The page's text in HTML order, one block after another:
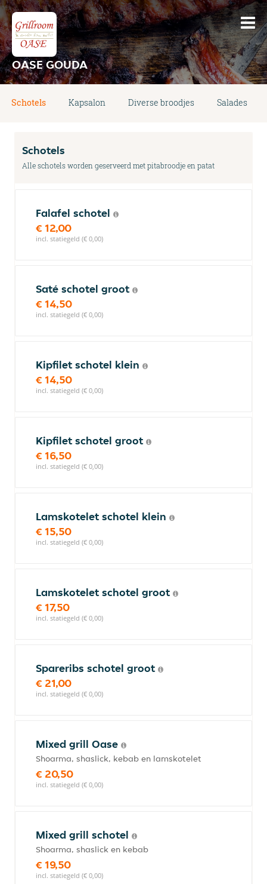
OASE GOUDA
Schotels Kapsalon Diverse broodjes Salades
Schotels
Alle schotels worden geserveerd met pitabroodje en patat
Falafel schotel
€ 12,00
incl. statiegeld (€ 0,00)
Saté schotel groot
€ 14,50
incl. statiegeld (€ 0,00)
Kipfilet schotel klein
€ 14,50
incl. statiegeld (€ 0,00)
Kipfilet schotel groot
€ 16,50
incl. statiegeld (€ 0,00)
Lamskotelet schotel klein
€ 15,50
incl. statiegeld (€ 0,00)
Lamskotelet schotel groot
€ 17,50
incl. statiegeld (€ 0,00)
Spareribs schotel groot
€ 21,00
incl. statiegeld (€ 0,00)
Mixed grill Oase
Shoarma, shaslick, kebab en lamskotelet
€ 20,50
incl. statiegeld (€ 0,00)
Mixed grill schotel
Shoarma, shaslick en kebab
€ 19,50
incl. statiegeld (€ 0,00)